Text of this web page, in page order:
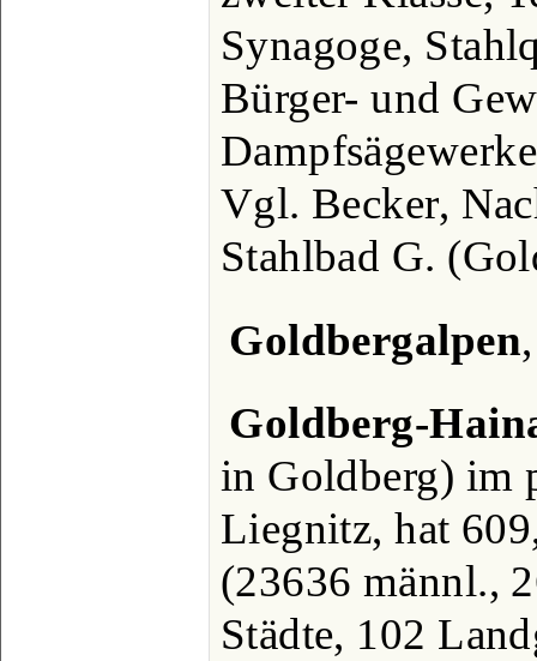
Synagoge,
Bürger- und
Vgl. Becker,
Stahlbad G.
Goldbergalpen
Goldberg-
in Goldberg) im
Liegnitz, hat
(23636 männl.,
Städte, 102